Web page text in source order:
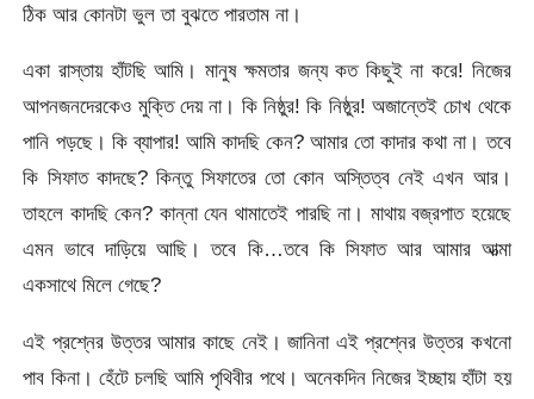
ঠিক আর কোনটা ভুল তা বুঝতে পারতাম না।
একা রাস্তায় হাঁটছি আমি। মানুষ ক্ষমতার জন্য কত কিছুই না করে! নিজের
আপনজনদেরকেও মুক্তি দেয় না। কি নিষ্ঠুর! কি নিষ্ঠুর! অজান্তেই চোখ থেকে
পানি পড়ছে। কি ব্যাপার! আমি কাদছি কেন? আমার তো কাদার কথা না। তবে
কি সিফাত কাদছে? কিন্তু সিফাতের তো কোন অস্তিত্ব নেই এখন আর।
তাহলে কাদছি কেন? কান্না যেন থামাতেই পারছি না। মাথায় বজ্রপাত হয়েছে
এমন ভাবে দাড়িয়ে আছি। তবে কি…তবে কি সিফাত আর আমার আত্মা
একসাথে মিলে গেছে?
এই প্রশ্নের উত্তর আমার কাছে নেই। জানিনা এই প্রশ্নের উত্তর কখনো
পাব কিনা। হেঁটে চলছি আমি পৃথিবীর পথে। অনেকদিন নিজের ইচ্ছায় হাঁটা হয়